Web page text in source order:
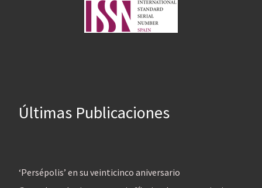
Últimas Publicaciones
‘Persépolis’ en su veinticinco aniversario